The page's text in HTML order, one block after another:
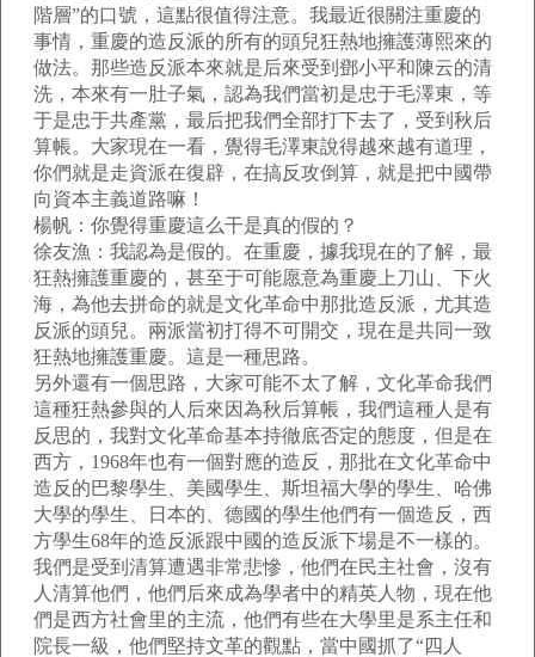
階層”的口號，這點很值得注意。我最近很關注重慶的
事情，重慶的造反派的所有的頭兒狂熱地擁護薄熙來的
做法。那些造反派本來就是后來受到鄧小平和陳云的清
洗，本來有一肚子氣，認為我們當初是忠于毛澤東，等
于是忠于共產黨，最后把我們全部打下去了，受到秋后
算帳。大家現在一看，覺得毛澤東說得越來越有道理，
你們就是走資派在復辟，在搞反攻倒算，就是把中國帶
向資本主義道路嘛！
楊帆：你覺得重慶這么干是真的假的？
徐友漁：我認為是假的。在重慶，據我現在的了解，最
狂熱擁護重慶的，甚至于可能愿意為重慶上刀山、下火
海，為他去拼命的就是文化革命中那批造反派，尤其造
反派的頭兒。兩派當初打得不可開交，現在是共同一致
狂熱地擁護重慶。這是一種思路。
另外還有一個思路，大家可能不太了解，文化革命我們
這種狂熱參與的人后來因為秋后算帳，我們這種人是有
反思的，我對文化革命基本持徹底否定的態度，但是在
西方，1968年也有一個對應的造反，那批在文化革命中
造反的巴黎學生、美國學生、斯坦福大學的學生、哈佛
大學的學生、日本的、德國的學生他們有一個造反，西
方學生68年的造反派跟中國的造反派下場是不一樣的。
我們是受到清算遭遇非常悲慘，他們在民主社會，沒有
人清算他們，他們后來成為學者中的精英人物，現在他
們是西方社會里的主流，他們有些在大學里是系主任和
院長一級，他們堅持文革的觀點，當中國抓了“四人